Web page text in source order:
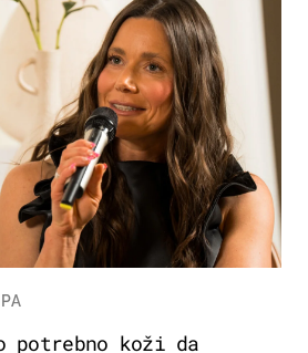
potrebno koži da